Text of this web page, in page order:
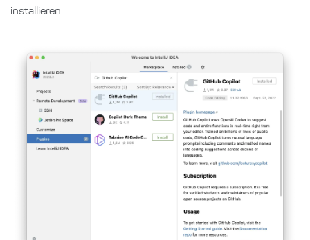
installieren.